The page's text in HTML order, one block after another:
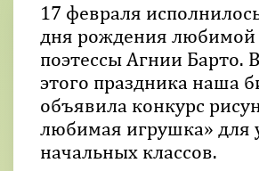
17 февраля
дня рождения любимой
поэтессы Агнии Барто.
этого праздника наша
объявила конкурс
любимая игрушка» для
начальных классов.